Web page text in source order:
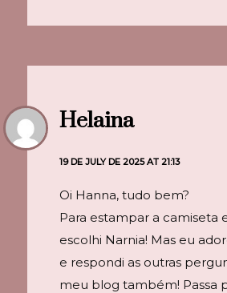
Helaina
19 DE JULY DE 2025 AT 21:13
Oi Hanna, tudo bem?
Para estampar a camiseta
escolhi Narnia! Mas eu
e respondi as outras
meu blog também! Passa